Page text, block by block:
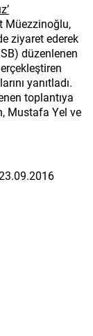
Müezzinoğlu,
ziyaret ederek
düzenlenen
yanıtladı.
toplantıya
Mustafa Yel ve